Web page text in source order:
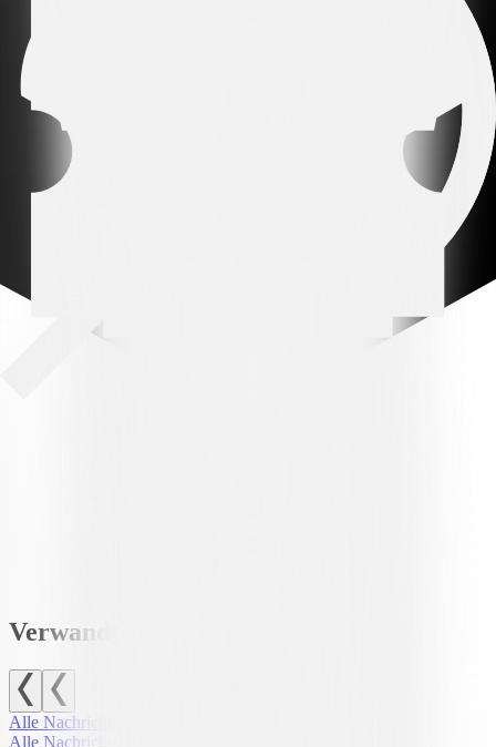
TORHÄLTER:
75' Lenjani 3:1 (Elfmeter), 78' Raffa 3:2, 81' Soro 4:2.
FC SCHAFFHAUSEN (4-2-3-1):
Rutigliano; Soro, Kralovec (76'
Schläppi), Hasani, Lenjani (79' Gegaj); Kadima, Rizvić (46'
Holenstein); Berger (76' Otudayo), Hanke, Del Toro; Pejić (79'
Mina; Gecaj (83' Chakor), Chiesa,
Radić; Peverelli (83' Davis), Amirzade, Maslarov, Gervasini (62'
Verwandte Nachrichten
Alle Nachrichten
Alle Nachrichten